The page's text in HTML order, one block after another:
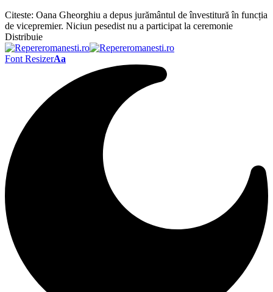
Citeste: Oana Gheorghiu a depus jurământul de învestitură în funcția
de vicepremier. Niciun pesedist nu a participat la ceremonie
Distribuie
Font ResizerAa